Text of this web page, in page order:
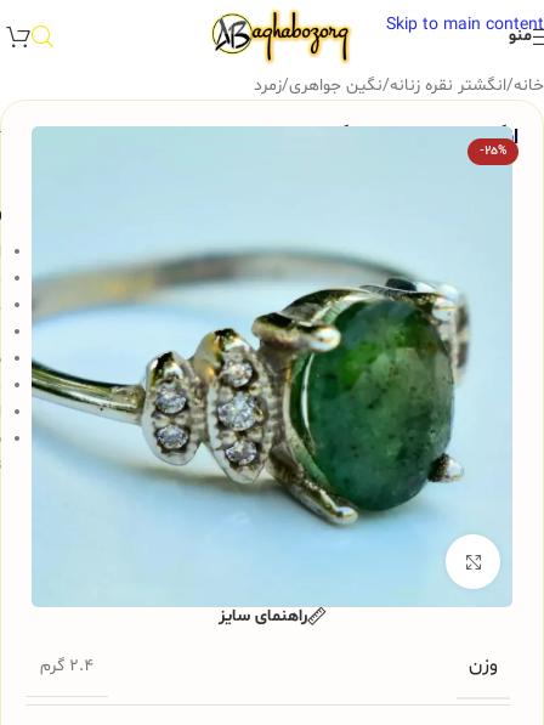
Skip to main content
منو
خانه/انگشتر نقره زنانه/نگین جواهری/زمرد
انگشتر نقره زنانه با نگین زمرد، کد 509
-25%
برای بزرگنمایی کلیک کنید
وزن 2.4 گرم
راهنمای سایز